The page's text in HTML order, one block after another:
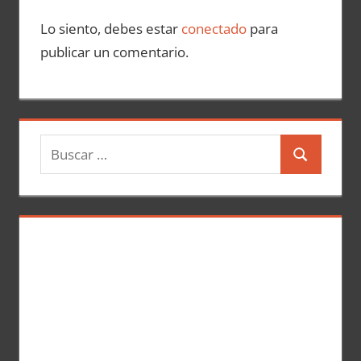
Lo siento, debes estar conectadopara
publicar un comentario.
u
s
c
B
s